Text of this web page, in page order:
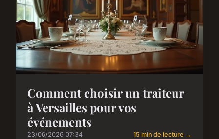
Comment choisir un traiteur
à Versailles pour vos
événements
23/06/2026 07:34 15 min de lecture →